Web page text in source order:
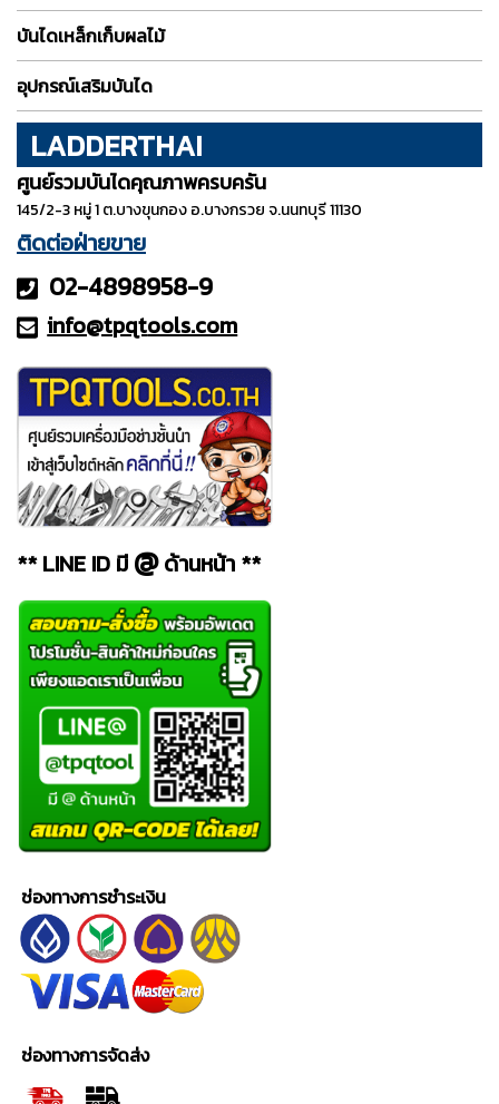
บันไดเหล็กเก็บผลไม้
อุปกรณ์เสริมบันได
LADDERTHAI
ศูนย์รวมบันไดคุณภาพครบครัน
145/2-3 หมู่ 1 ต.บางขุนกอง อ.บางกรวย จ.นนทบุรี 11130
ติดต่อฝ่ายขาย
02-4898958-9
info@tpqtools.com
** LINE ID มี @ด้านหน้า **
ช่องทางการชำระเงิน
ช่องทางการจัดส่ง